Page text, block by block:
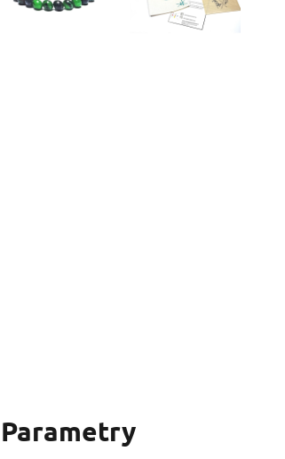
Parametry